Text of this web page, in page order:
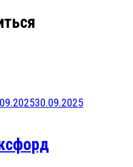
30.09.2025